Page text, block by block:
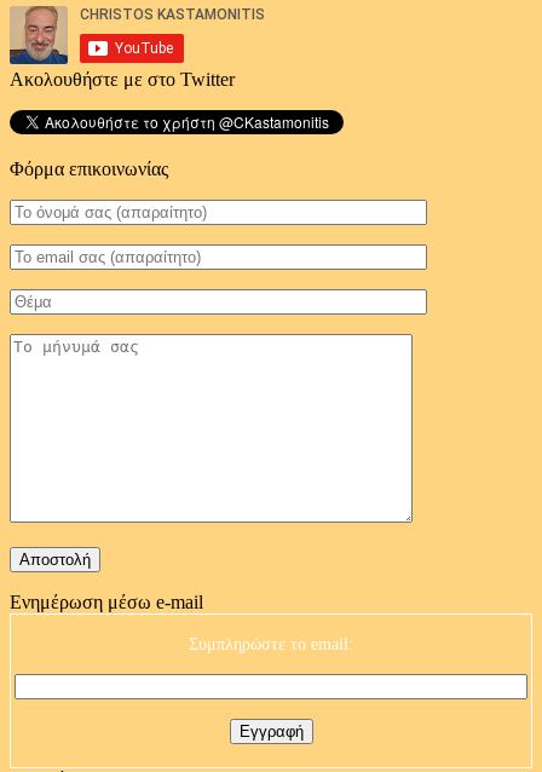
Ακολουθήστε με στο Twitter
Φόρμα επικοινωνίας
Ενημέρωση μέσω e-mail
Συμπληρώστε το email: